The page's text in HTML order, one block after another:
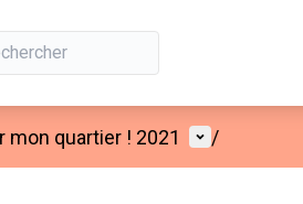
mon quartier ! 2021 Menu
/
la carte